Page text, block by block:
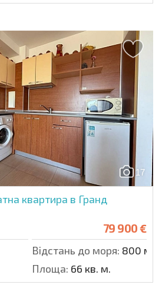
17
квартира в Гранд
79 900 €
Відстань до моря: 800 м.
Площа: 66 кв. м.